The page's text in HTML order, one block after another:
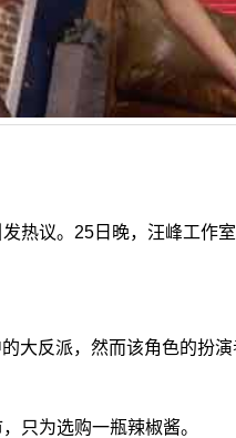
议。25日晚，汪峰工作
反派，然而该角色的扮
为选购一瓶辣椒酱。